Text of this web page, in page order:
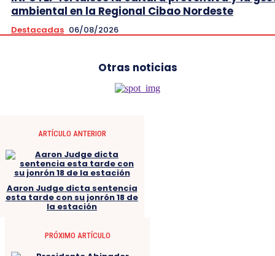
ambiental en la Regional Cibao Nordeste
Destacadas 06/08/2026
Otras noticias
ARTÍCULO ANTERIOR
Aaron Judge dicta sentencia
esta tarde con su jonrón 18 de
la estación
PRÓXIMO ARTÍCULO